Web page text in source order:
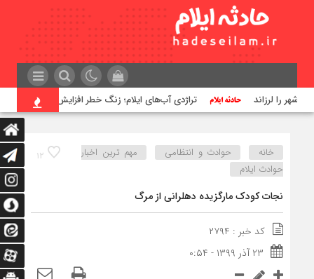
تراژدی آب‌های ایلام؛ زنگ خطر افزایش غرق شدگی ها
۱۲ خانه حوادث و انتظامی
مهم ترین اخبار
حوادث ایلام
نجات کودک مارگزیده دهلرانی از مرگ
کد خبر : ۲۷۹۴
۲۳ آذر ۱۳۹۹ - ۰:۵۴